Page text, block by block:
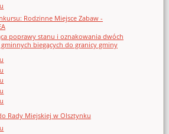
Rodzinne Miejsce Zabaw -
poprawy stanu i oznakowania dwóch
biegących do granicy gminy
Rady Miejskiej w Olsztynku